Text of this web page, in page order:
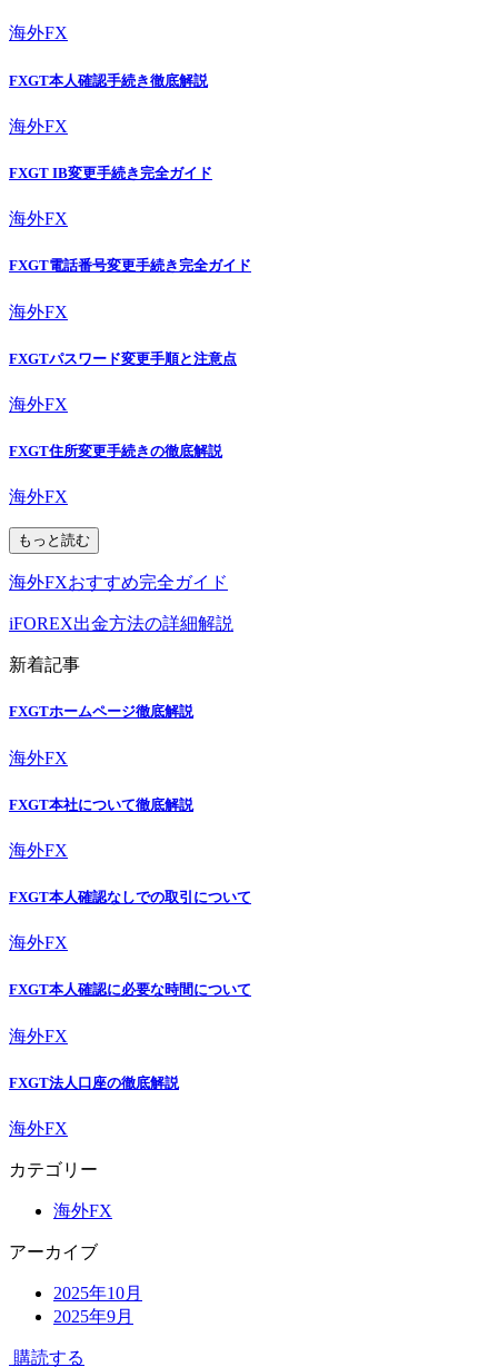
海外FX
FXGT本人確認手続き徹底解説
海外FX
FXGT IB変更手続き完全ガイド
海外FX
FXGT電話番号変更手続き完全ガイド
海外FX
FXGTパスワード変更手順と注意点
海外FX
FXGT住所変更手続きの徹底解説
海外FX
もっと読む
海外FXおすすめ完全ガイド
iFOREX出金方法の詳細解説
新着記事
FXGTホームページ徹底解説
海外FX
FXGT本社について徹底解説
海外FX
FXGT本人確認なしでの取引について
海外FX
FXGT本人確認に必要な時間について
海外FX
FXGT法人口座の徹底解説
海外FX
カテゴリー
海外FX
アーカイブ
2025年10月
2025年9月
購読する